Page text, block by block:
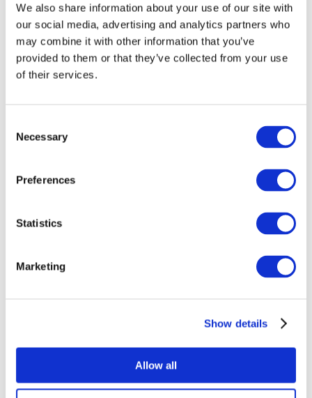
We also share information about your use of our site with
our social media, advertising and analytics partners who
may combine it with other information that you’ve
provided to them or that they’ve collected from your use
of their services.
Selection
Necessary
Preferences
Statistics
Marketing
Show details
Allow all
Застосувати
По країнах
Усі країни
Словаччина